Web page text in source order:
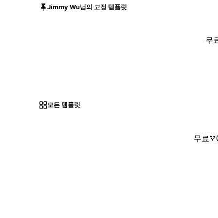
Jimmy Wu님의 고정 템플릿
무
모든 템플릿
무료